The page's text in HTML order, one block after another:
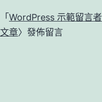
「 WordPress 示範留言者
文章〉發佈留言